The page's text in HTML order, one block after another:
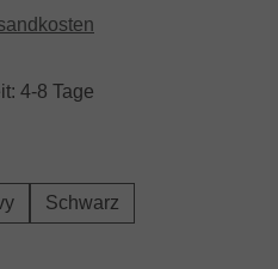
4-8 Tage
Schwarz